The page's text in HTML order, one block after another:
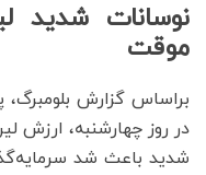
نوسانات شدید
موقت
براساس گزارش بلومبرگ،
شدید باعث شد